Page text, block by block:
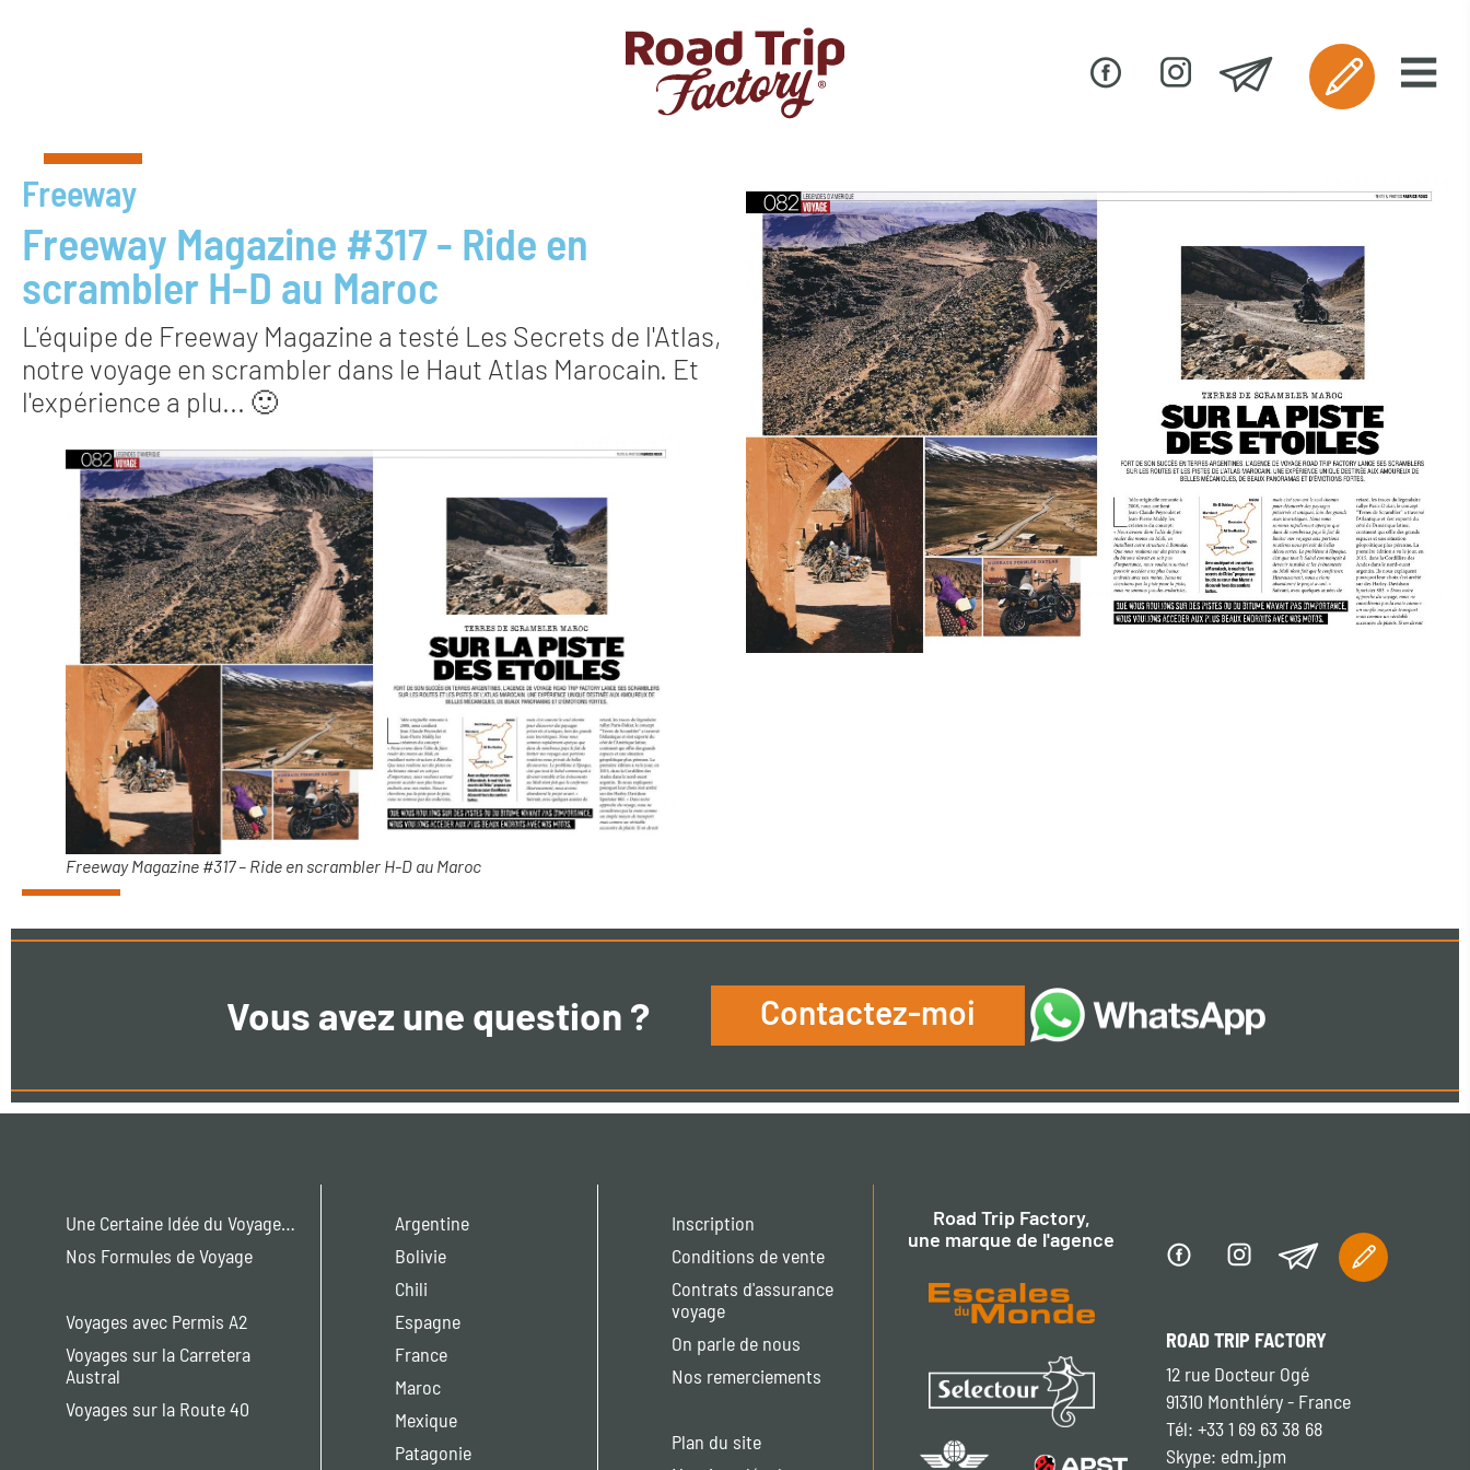
Freeway
Freeway Magazine #317 - Ride en
scrambler H-D au Maroc
L'équipe de Freeway Magazine a testé Les Secrets de l'Atlas,
notre voyage en scrambler dans le Haut Atlas Marocain. Et
l'expérience a plu... 🙂
Freeway Magazine #317 – Ride en scrambler H-D au Maroc
Vous avez une question ? Contactez-moi
Une Certaine Idée du Voyage…
Nos Formules de Voyage
Voyages avec Permis A2
Voyages sur la Carretera
Austral
Voyages sur la Route 40
Argentine
Bolivie
Chili
Espagne
France
Maroc
Mexique
Patagonie
Inscription
Conditions de vente
Contrats d'assurance
voyage
On parle de nous
Nos remerciements
Plan du site
Road Trip Factory,
une marque de l'agence
ROAD TRIP FACTORY
12 rue Docteur Ogé
91310 Monthléry - France
Tél: +33 1 69 63 38 68
Skype: edm.jpm